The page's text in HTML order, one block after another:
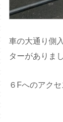
車の大通り側
ターがありま
６Fへのアク